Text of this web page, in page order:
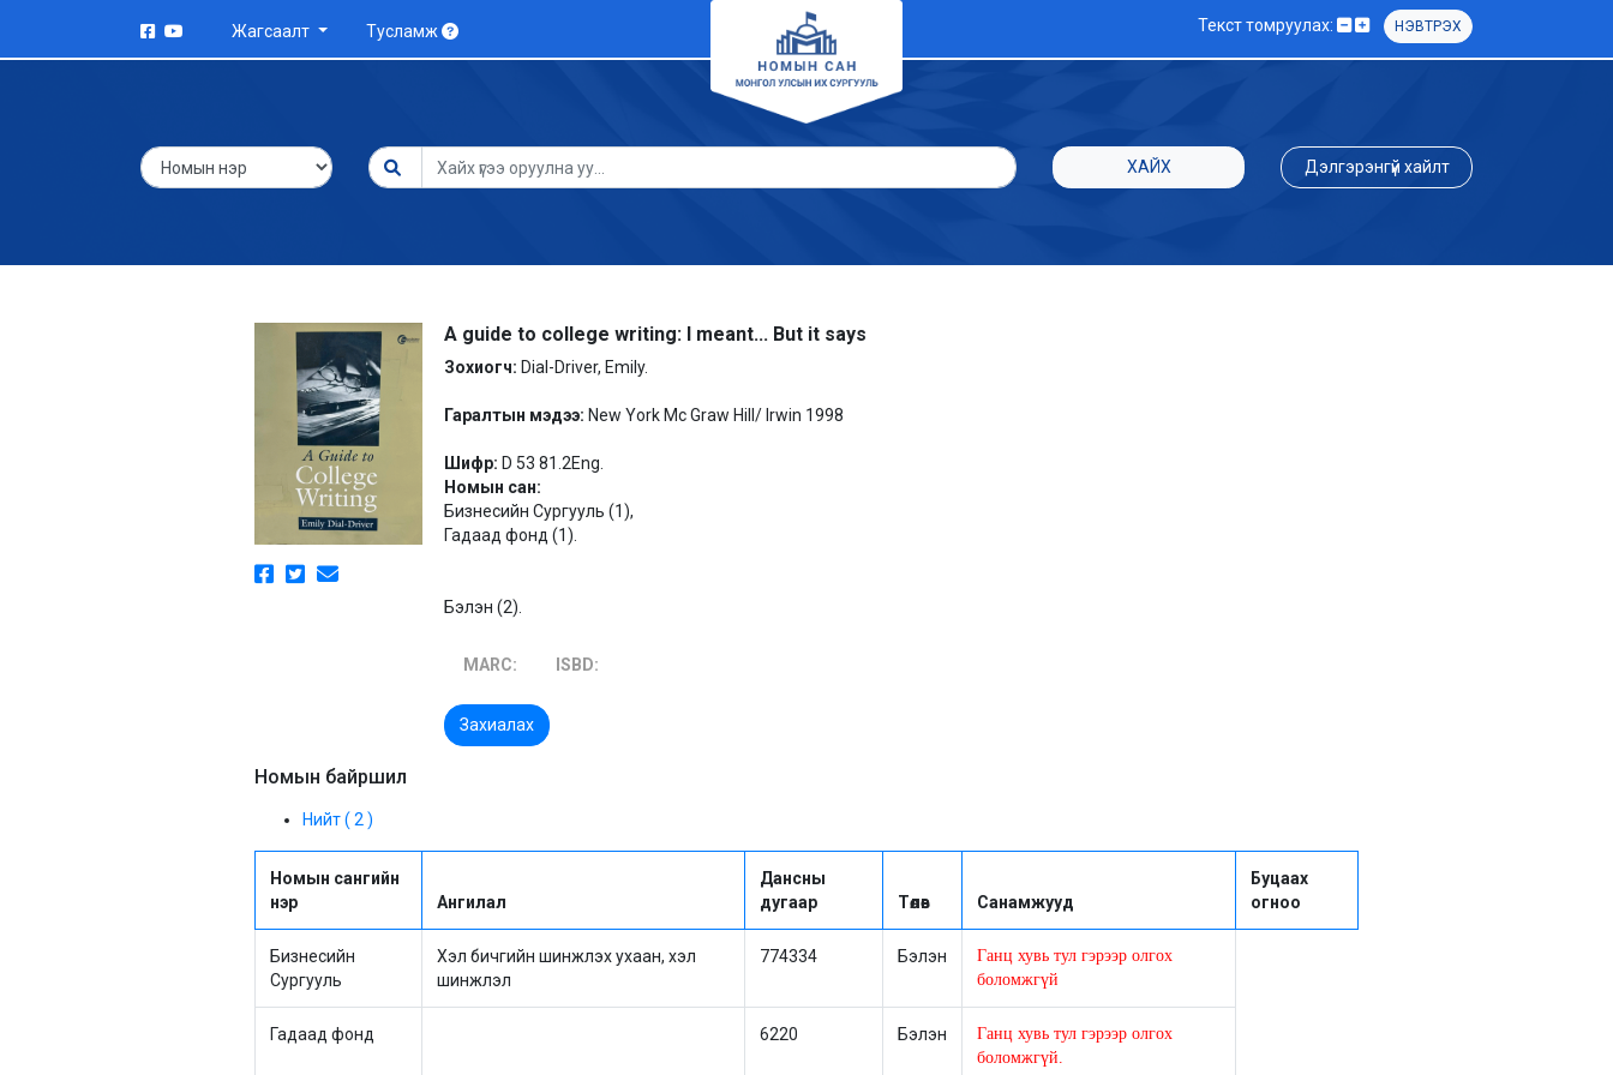
Жагсаалт Тусламж Текст томруулах: НЭВТРЭХ
ХАЙХ Дэлгэрэнгүй хайлт
A guide to college writing: I meant... But it says
Зохиогч: Dial-Driver, Emily.
Гаралтын мэдээ: New York Mc Graw Hill/ Irwin 1998
Шифр: D 53 81.2Eng.
Номын сан:
Бизнесийн Сургууль (1),
Гадаад фонд (1).
Бэлэн (2).
MARC: ISBD:
Захиалах
Номын байршил
Нийт ( 2 )
Номын сангийн
нэр
Ангилал
Дансны
дугаар
Төлөв Санамжууд
Буцаах
огноо
Бизнесийн
Сургууль
Хэл бичгийн шинжлэх ухаан, хэл
шинжлэл
774334 Бэлэн
Ганц хувь тул гэрээр олгох
боломжгүй
Гадаад фонд 6220 Бэлэн
Ганц хувь тул гэрээр олгох
боломжгүй.